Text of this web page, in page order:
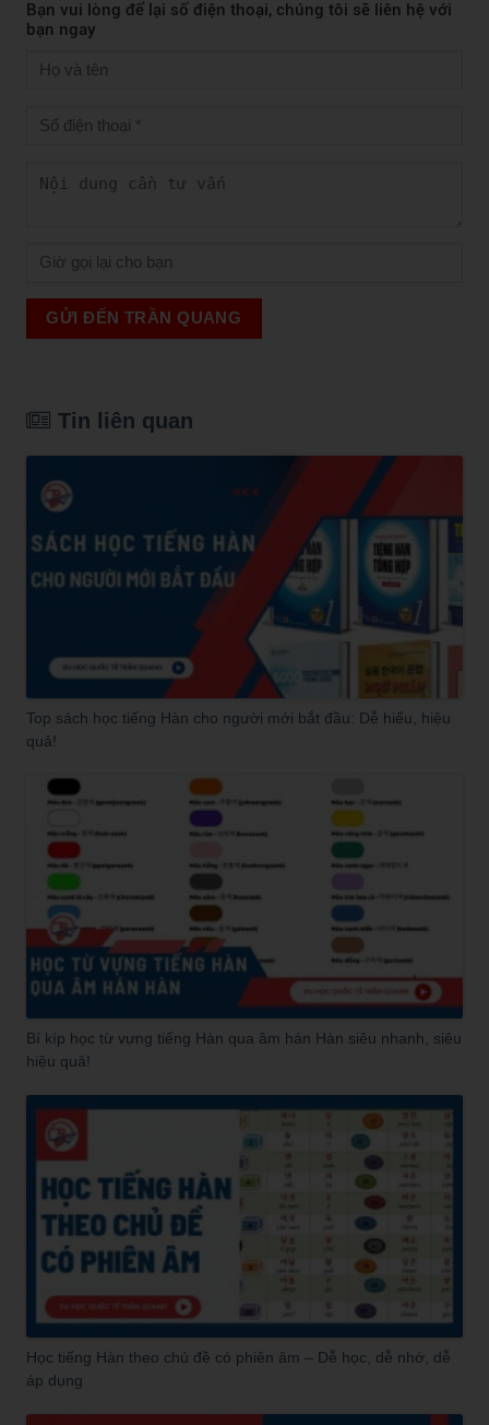
Bạn vui lòng để lại số điện thoại, chúng tôi sẽ liên hệ với
bạn ngay
GỬI ĐẾN TRẦN QUANG
Tin liên quan
Top sách học tiếng Hàn cho người mới bắt đầu: Dễ hiểu, hiệu
quả!
Bí kíp học từ vựng tiếng Hàn qua âm hán Hàn siêu nhanh, siêu
hiệu quả!
Học tiếng Hàn theo chủ đề có phiên âm – Dễ học, dễ nhớ, dễ
áp dụng